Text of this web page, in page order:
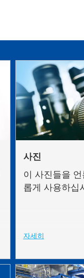
사진
이 사진들을
롭게 사용하십
자세히